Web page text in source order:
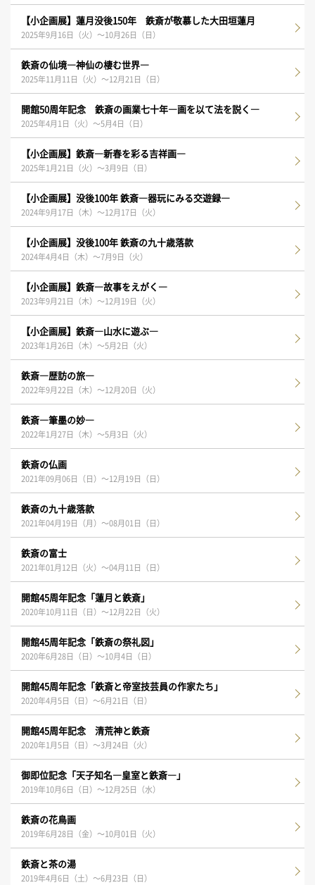
【小企画展】蓮月没後150年 鉄斎が敬慕した大田垣蓮月
2025年9月16日（火）～10月26日（日）
鉄斎の仙境―神仙の棲む世界―
2025年11月11日（火）～12月21日（日）
開館50周年記念 鉄斎の画業七十年―画を以て法を説く―
2025年4月1日（火）～5月4日（日）
【小企画展】鉄斎―新春を彩る吉祥画―
2025年1月21日（火）～3月9日（日）
【小企画展】没後100年 鉄斎―器玩にみる交遊録―
2024年9月17日（木）～12月17日（火）
【小企画展】没後100年 鉄斎の九十歳落款
2024年4月4日（木）～7月9日（火）
【小企画展】鉄斎―故事をえがく―
2023年9月21日（木）～12月19日（火）
【小企画展】鉄斎―山水に遊ぶ―
2023年1月26日（木）～5月2日（火）
鉄斎―歴訪の旅―
2022年9月22日（木）～12月20日（火）
鉄斎―筆墨の妙―
2022年1月27日（木）～5月3日（火）
鉄斎の仏画
2021年09月06日（日）～12月19日（日）
鉄斎の九十歳落款
2021年04月19日（月）～08月01日（日）
鉄斎の富士
2021年01月12日（火）～04月11日（日）
開館45周年記念「蓮月と鉄斎」
2020年10月11日（日）～12月22日（火）
開館45周年記念「鉄斎の祭礼図」
2020年6月28日（日）～10月4日（日）
開館45周年記念「鉄斎と帝室技芸員の作家たち」
2020年4月5日（日）～6月21日（日）
開館45周年記念 清荒神と鉄斎
2020年1月5日（日）～3月24日（火）
御即位記念「天子知名―皇室と鉄斎―」
2019年10月6日（日）～12月25日（水）
鉄斎の花鳥画
2019年6月28日（金）～10月01日（火）
鉄斎と茶の湯
2019年4月6日（土）～6月23日（日）